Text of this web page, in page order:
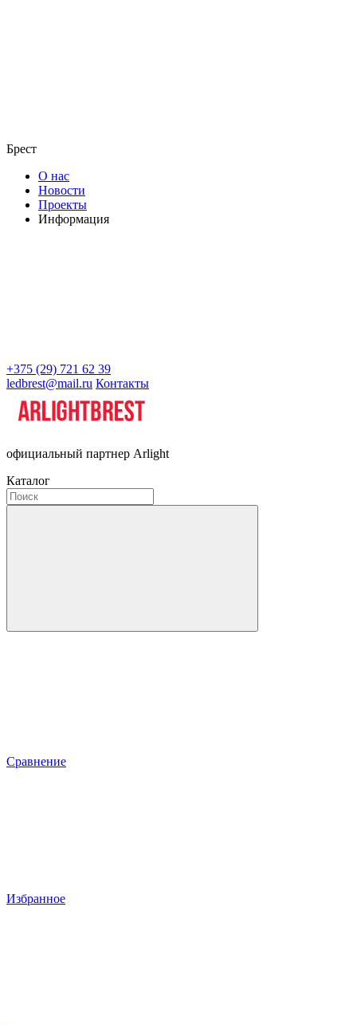
Брест
О нас
Новости
Проекты
Информация
+375 (29) 721 62 39
ledbrest@mail.ru Контакты
официальный партнер Arlight
Каталог
Сравнение
Избранное